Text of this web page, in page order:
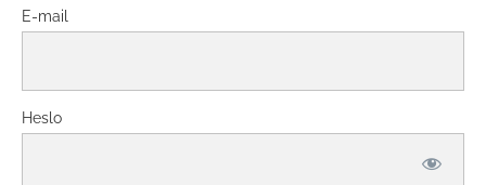
E-mail
Heslo